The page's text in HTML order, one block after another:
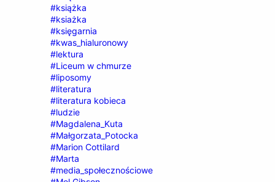
#książka
#ksiażka
#księgarnia
#kwas_hialuronowy
#lektura
#Liceum w chmurze
#liposomy
#literatura
#literatura kobieca
#ludzie
#Magdalena_Kuta
#Małgorzata_Potocka
#Marion Cottilard
#Marta
#media_społecznościowe